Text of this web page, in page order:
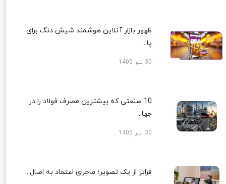
ظهور بازار آنلاین هوشمند شیش دنگ برای
پا...
30 تیر 1405
10 صنعتی که بیشترین مصرف فولاد را در
جها...
30 تیر 1405
فراتر از یک تصویر؛ ماجرای اعتماد به اصال...